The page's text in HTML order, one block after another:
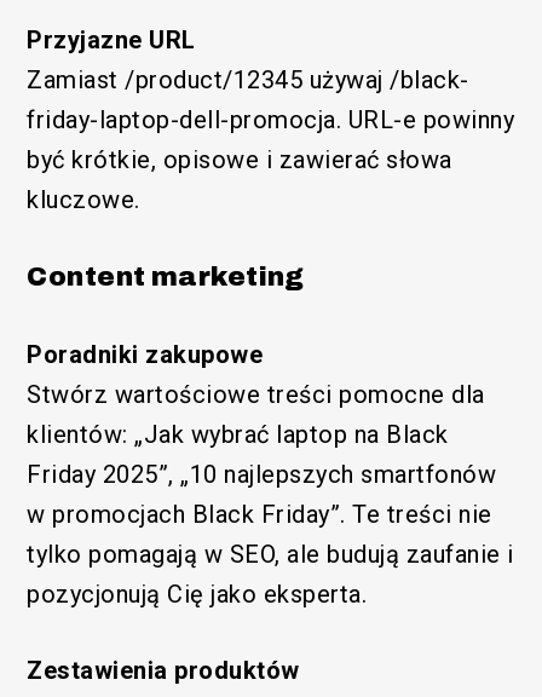
Przyjazne URL
Zamiast /product/12345 używaj /black-
friday-laptop-dell-promocja. URL-e powinny
być krótkie, opisowe i zawierać słowa
kluczowe.
Content marketing
Poradniki zakupowe
Stwórz wartościowe treści pomocne dla
klientów: „Jak wybrać laptop na Black
Friday 2025”, „10 najlepszych smartfonów
w promocjach Black Friday”. Te treści nie
tylko pomagają w SEO, ale budują zaufanie i
pozycjonują Cię jako eksperta.
Zestawienia produktów